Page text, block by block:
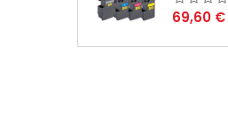
Preço
69,60 €